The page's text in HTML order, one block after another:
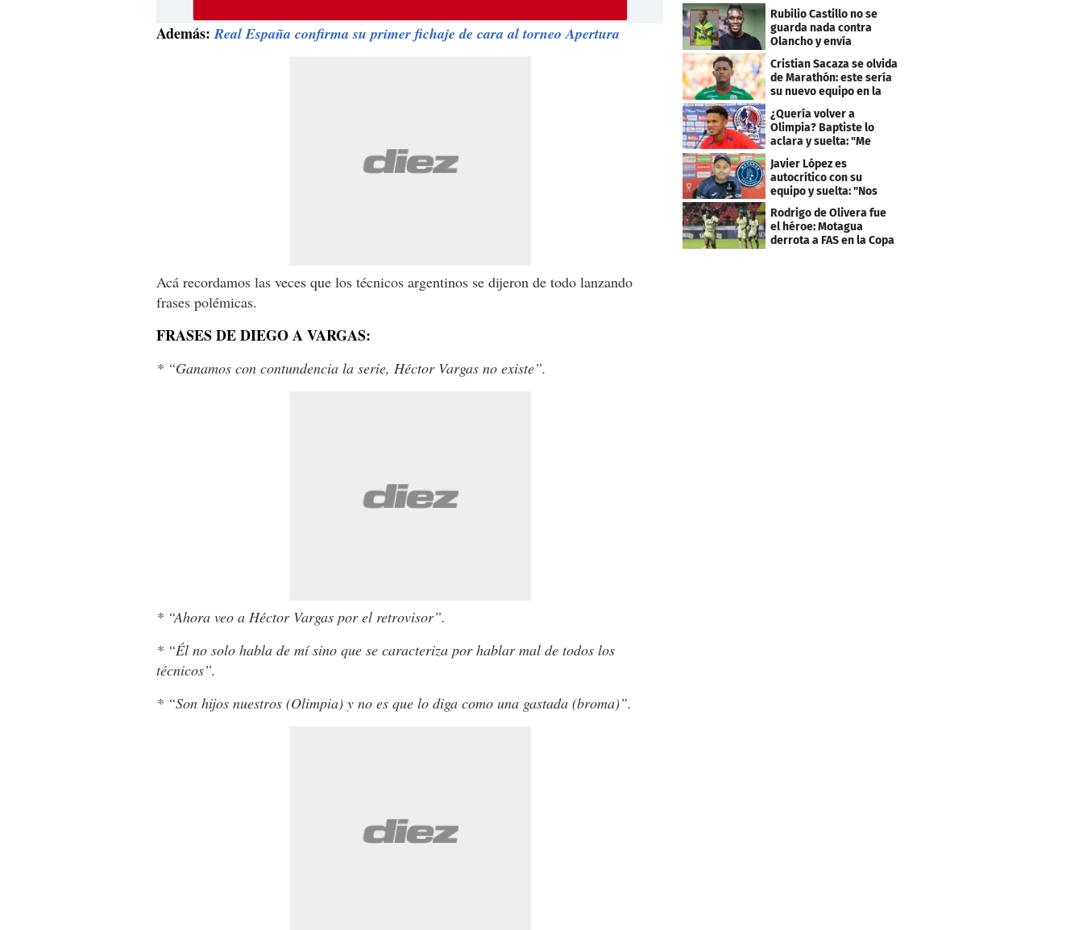
Además:Real España confirma su primer fichaje de cara al torneo Apertura
Acá recordamos las veces que los técnicos argentinos se dijeron de todo lanzando
frases polémicas.
FRASES DE DIEGO A VARGAS:
* “Ganamos con contundencia la serie, Héctor Vargas no existe”.
* “Ahora veo a Héctor Vargas por el retrovisor”.
* “Él no solo habla de mí sino que se caracteriza por hablar mal de todos los
técnicos”.
* “Son hijos nuestros (Olimpia) y no es que lo diga como una gastada (broma)”.
Rubilio Castillo no se
guarda nada contra
Olancho y envía
mensaje a Bengtson
Cristian Sacaza se olvida
de Marathón: este sería
su nuevo equipo en la
Liga Nacional
¿Quería volver a
Olimpia? Baptiste lo
aclara y suelta: "Me
faltaba un equipo
grande"
Javier López es
autocrítico con su
equipo y suelta: "Nos
costó muchísimo..."
Rodrigo de Olivera fue
el héroe: Motagua
derrota a FAS en la Copa